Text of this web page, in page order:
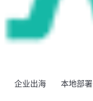
企业出海 本地部署